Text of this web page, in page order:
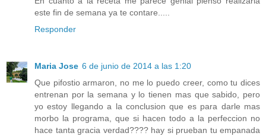
este fin de semana ya te contare.....
Responder
Maria Jose 6 de junio de 2014 a las 1:20
Que pifostio armaron, no me lo puedo creer, como tu dices
entrenan por la semana y lo tienen mas que sabido, pero
yo estoy llegando a la conclusion que es para darle mas
morbo la programa, que si hacen todo a la perfeccion no
hace tanta gracia verdad???? hay si prueban tu empanada